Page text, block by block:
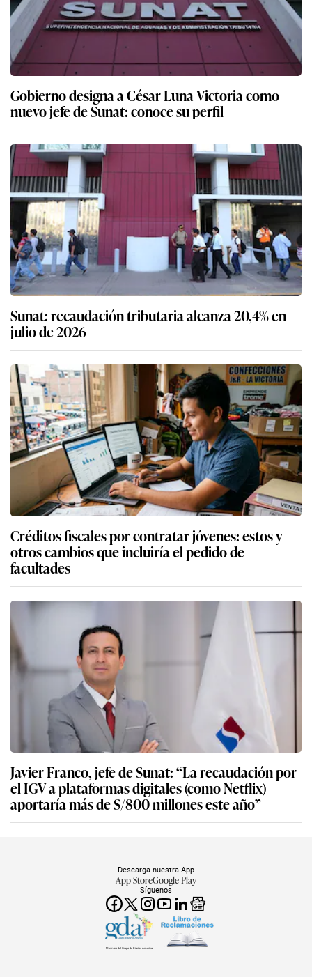
Gobierno designa a César Luna Victoria como
nuevo jefe de Sunat: conoce su perfil
Sunat: recaudación tributaria alcanza 20,4% en
julio de 2026
Créditos fiscales por contratar jóvenes: estos y
otros cambios que incluiría el pedido de
facultades
Javier Franco, jefe de Sunat: “La recaudación por
el IGV a plataformas digitales (como Netflix)
aportaría más de S/800 millones este año”
Síguenos
Descarga nuestra App
App StoreGoogle Play
Miembro del Grupo de Diarios América